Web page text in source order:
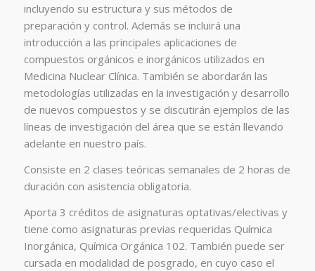
incluyendo su estructura y sus métodos de
preparación y control. Además se incluirá una
introducción a las principales aplicaciones de
compuestos orgánicos e inorgánicos utilizados en
Medicina Nuclear Clínica. También se abordarán las
metodologías utilizadas en la investigación y desarrollo
de nuevos compuestos y se discutirán ejemplos de las
líneas de investigación del área que se están llevando
adelante en nuestro país.
Consiste en 2 clases teóricas semanales de 2 horas de
duración con asistencia obligatoria.
Aporta 3 créditos de asignaturas optativas/electivas y
tiene como asignaturas previas requeridas Química
Inorgánica, Química Orgánica 102. También puede ser
cursada en modalidad de posgrado, en cuyo caso el